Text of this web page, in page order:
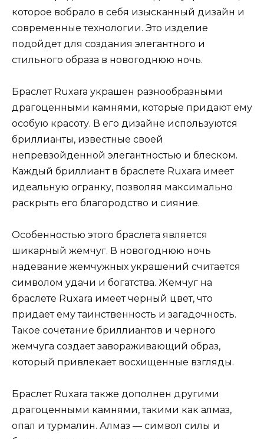
которое вобрало в себя изысканный дизайн и
современные технологии. Это изделие
подойдет для создания элегантного и
стильного образа в новогоднюю ночь.
Браслет Ruxara украшен разнообразными
драгоценными камнями, которые придают ему
особую красоту. В его дизайне используются
бриллианты, известные своей
непревзойденной элегантностью и блеском.
Каждый бриллиант в браслете Ruxara имеет
идеальную огранку, позволяя максимально
раскрыть его благородство и сияние.
Особенностью этого браслета является
шикарный жемчуг. В новогоднюю ночь
надевание жемчужных украшений считается
символом удачи и богатства. Жемчуг на
браслете Ruxara имеет черный цвет, что
придает ему таинственность и загадочность.
Такое сочетание бриллиантов и черного
жемчуга создает завораживающий образ,
который привлекает восхищенные взгляды.
Браслет Ruxara также дополнен другими
драгоценными камнями, такими как алмаз,
опал и турмалин. Алмаз — символ силы и